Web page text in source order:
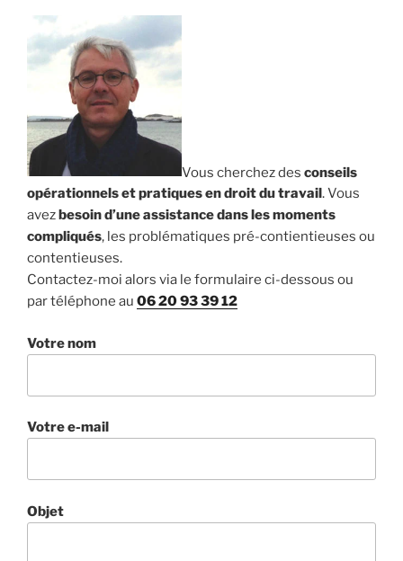
Vous cherchez des conseils
opérationnels et pratiques en droit du travail. Vous
avezbesoin d’une assistance dans les moments
compliqués, les problématiques pré-contientieuses ou
contentieuses.
Contactez-moi alors via le formulaire ci-dessous ou
par téléphone au 06 20 93 39 12
Votre nom
Votre e-mail
Objet